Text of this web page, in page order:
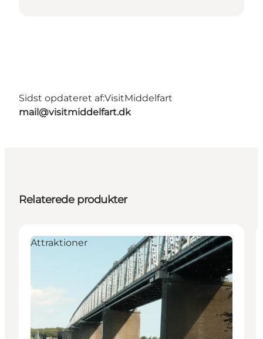
Sidst opdateret af:VisitMiddelfart
mail@visitmiddelfart.dk
Relaterede produkter
Attraktioner